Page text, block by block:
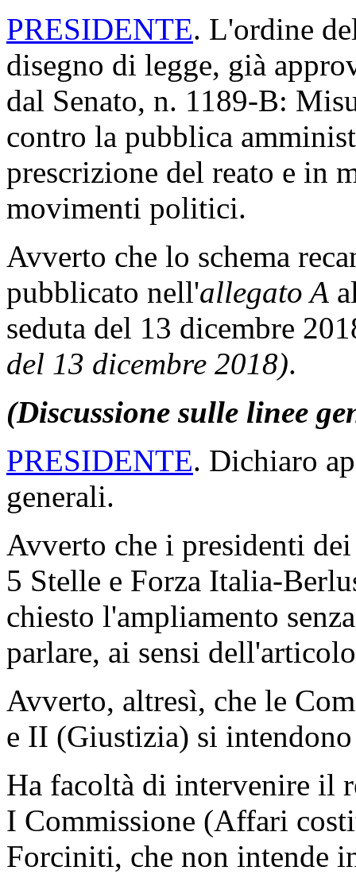
PRESIDENTE. L'ordine
disegno di legge, già
dal Senato, n. 1189-B:
contro la pubblica
prescrizione del reato e in
movimenti politici.
Avverto che lo schema
pubblicato nell'allegato A
seduta del 13 dicembre
del 13 dicembre 2018).
(Discussione sulle linee
PRESIDENTE. Dichiaro
generali.
Avverto che i presidenti
5 Stelle e Forza Italia-
chiesto l'ampliamento
parlare, ai sensi
Avverto, altresì, che le
e II (Giustizia) si
Ha facoltà di intervenire il
I Commissione (Affari
Forciniti, che non intende